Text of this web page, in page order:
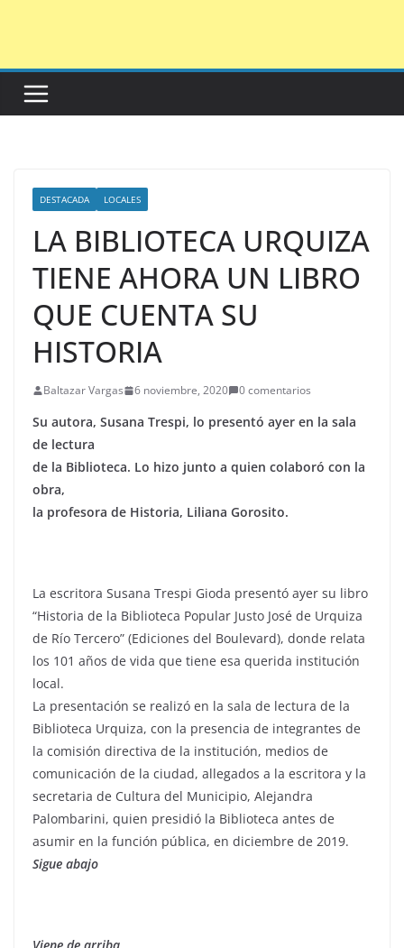
DESTACADA LOCALES
LA BIBLIOTECA URQUIZA
TIENE AHORA UN LIBRO
QUE CUENTA SU
HISTORIA
Baltazar Vargas 6 noviembre, 2020 0 comentarios
Su autora, Susana Trespi, lo presentó ayer en la sala
de lectura
de la Biblioteca. Lo hizo junto a quien colaboró con la
obra,
la profesora de Historia, Liliana Gorosito.
La escritora Susana Trespi Gioda presentó ayer su libro
“Historia de la Biblioteca Popular Justo José de Urquiza
de Río Tercero” (Ediciones del Boulevard), donde relata
los 101 años de vida que tiene esa querida institución
local.
La presentación se realizó en la sala de lectura de la
Biblioteca Urquiza, con la presencia de integrantes de
la comisión directiva de la institución, medios de
comunicación de la ciudad, allegados a la escritora y la
secretaria de Cultura del Municipio, Alejandra
Palombarini, quien presidió la Biblioteca antes de
asumir en la función pública, en diciembre de 2019.
Sigue abajo